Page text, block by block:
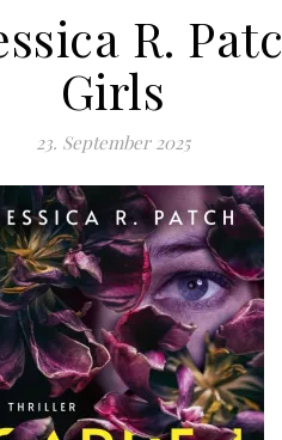
R.
Girls
23. September 2025